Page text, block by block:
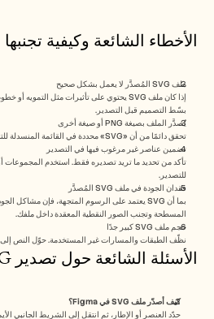
الأخطاء الشائعة وكيفية تجنبها
ملف SVG المُصدَّر لا يعمل بشكل صحيح
بسّط التصميم قبل التصدير.
يُصدَّر الملف بصيغة PNG أو صيغة أخرى
تحقق دائمًا من أن «SVG» محددة في القائمة المنسدلة للتنسيق. قد تظهر PNG افتراضيًا.
تضمين عناصر غير مرغوب فيها في التصدير
للتصدير.
فقدان الجودة في ملف SVG المُصدَّر
المسطحة وتجنب الصور النقطية المعقدة داخل ملفك.
حجم ملف SVG كبير جدًا
نظّف الطبقات والمسارات غير المستخدمة. حوّل النص إلى
الأسئلة الشائعة حول تصدير SVG من Figma
كيف أصدّر ملف SVG في Figma؟